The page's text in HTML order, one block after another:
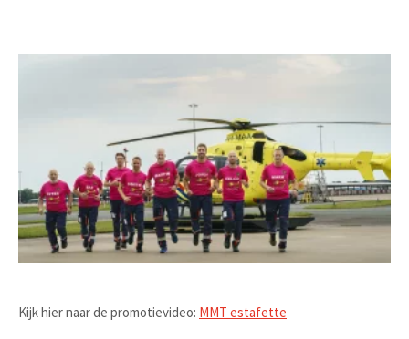
Kijk hier naar de promotievideo: MMT estafette